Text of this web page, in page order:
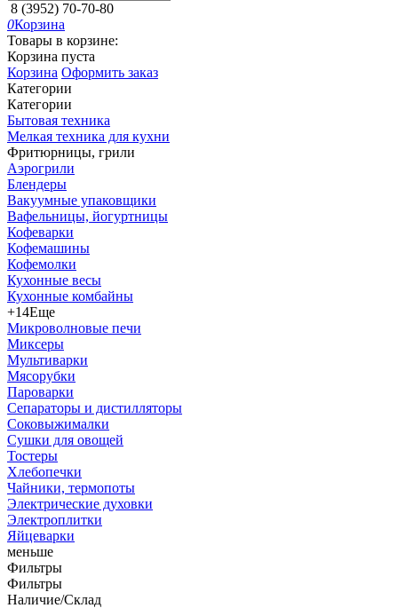
8 (3952) 70-70-80
0Корзина
Товары в корзине:
Корзина пуста
Корзина Оформить заказ
Категории
Категории
Бытовая техника
Мелкая техника для кухни
Фритюрницы, грили
Аэрогрили
Блендеры
Вакуумные упаковщики
Вафельницы, йогуртницы
Кофеварки
Кофемашины
Кофемолки
Кухонные весы
Кухонные комбайны
+14Еще
Микроволновые печи
Миксеры
Мультиварки
Мясорубки
Пароварки
Сепараторы и дистилляторы
Соковыжималки
Сушки для овощей
Тостеры
Хлебопечки
Чайники, термопоты
Электрические духовки
Электроплитки
Яйцеварки
меньше
Фильтры
Фильтры
Наличие/Склад